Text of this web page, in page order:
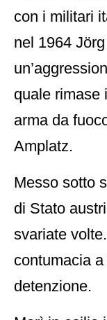
con i militari
nel 1964
quale rimase
arma da
Amplatz.
Messo sotto
di Stato
svariate
contumacia
detenzione.